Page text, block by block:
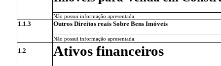
Não possui informação apresentada.
1.1.3 Outros Direitos reais Sobre Bens Imóveis
Não possui informação apresentada.
1.2 Ativos financeiros